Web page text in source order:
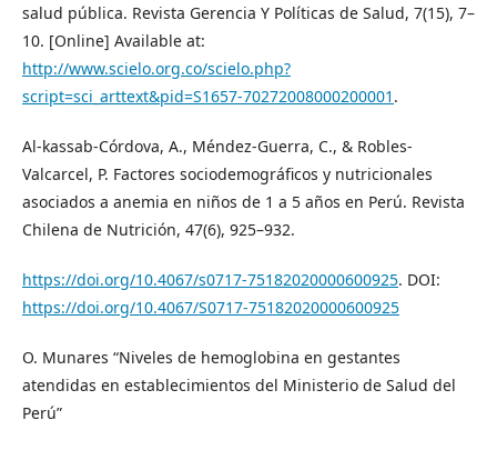
salud pública. Revista Gerencia Y Políticas de Salud, 7(15), 7–
10. [Online] Available at:
http://www.scielo.org.co/scielo.php?
script=sci_arttext&pid=S1657-70272008000200001 .
Al-kassab-Córdova, A., Méndez-Guerra, C., & Robles-
Valcarcel, P. Factores sociodemográficos y nutricionales
asociados a anemia en niños de 1 a 5 años en Perú. Revista
Chilena de Nutrición, 47(6), 925–932.
https://doi.org/10.4067/s0717-75182020000600925. DOI:
https://doi.org/10.4067/S0717-75182020000600925
O. Munares “Niveles de hemoglobina en gestantes
atendidas en establecimientos del Ministerio de Salud del
Perú”